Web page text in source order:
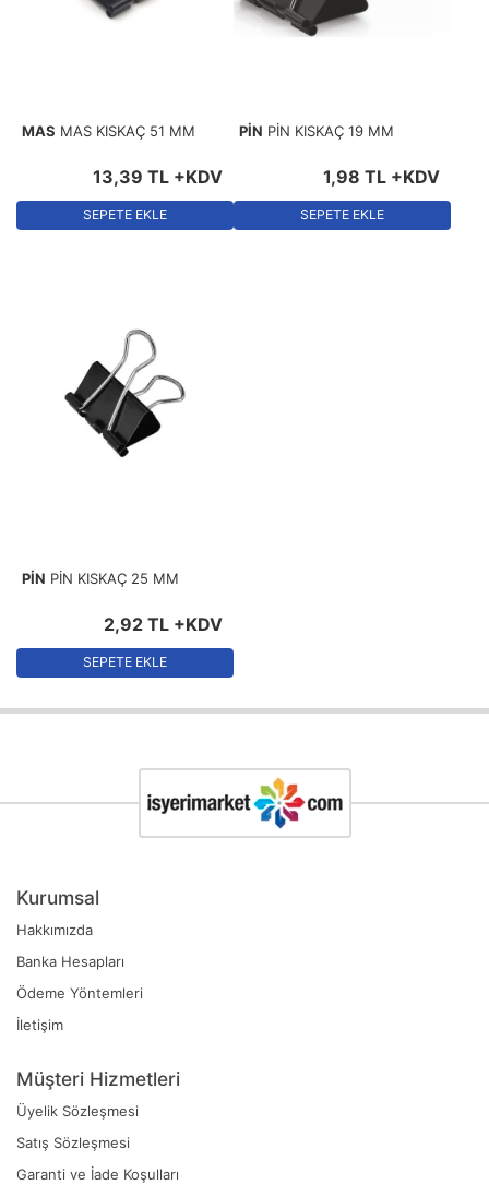
MAS MAS KISKAÇ 51 MM
13,39 TL +KDV
SEPETE EKLE
PİN PİN KISKAÇ 19 MM
1,98 TL +KDV
SEPETE EKLE
PİN PİN KISKAÇ 25 MM
2,92 TL +KDV
SEPETE EKLE
Kurumsal
Hakkımızda
Banka Hesapları
Ödeme Yöntemleri
İletişim
Müşteri Hizmetleri
Üyelik Sözleşmesi
Satış Sözleşmesi
Garanti ve İade Koşulları